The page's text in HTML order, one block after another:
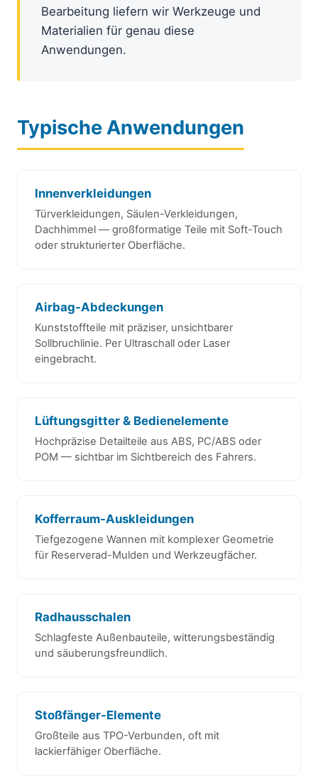
Bearbeitung liefern wir Werkzeuge und
Materialien für genau diese
Anwendungen.
Typische Anwendungen
Innenverkleidungen
Türverkleidungen, Säulen-Verkleidungen,
Dachhimmel — großformatige Teile mit Soft-Touch
oder strukturierter Oberfläche.
Airbag-Abdeckungen
Kunststoffteile mit präziser, unsichtbarer
Sollbruchlinie. Per Ultraschall oder Laser
eingebracht.
Lüftungsgitter & Bedienelemente
Hochpräzise Detailteile aus ABS, PC/ABS oder
POM — sichtbar im Sichtbereich des Fahrers.
Kofferraum-Auskleidungen
Tiefgezogene Wannen mit komplexer Geometrie
für Reserverad-Mulden und Werkzeugfächer.
Radhausschalen
Schlagfeste Außenbauteile, witterungsbeständig
und säuberungsfreundlich.
Stoßfänger-Elemente
Großteile aus TPO-Verbunden, oft mit
lackierfähiger Oberfläche.